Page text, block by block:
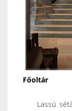
Főoltár
Lassú